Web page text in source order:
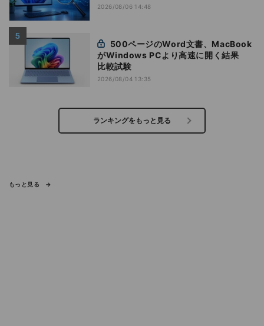
2026/08/06 14:48
がWindows PCより高速に開く結果
比較試験
2026/08/04 13:35
ランキングをもっと見る
もっと見る